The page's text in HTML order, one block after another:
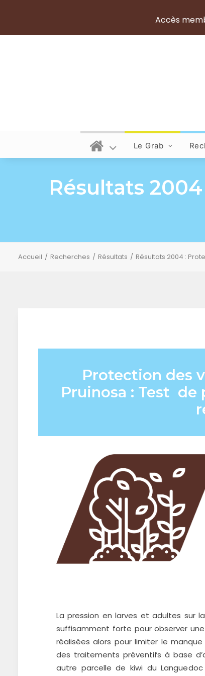
Accès
Le Grab
Résultats
Accueil Recherches Résultats Résultats 2004 :
Protection des
Pruinosa : Test
La pression en larves et adultes sur
suffisamment forte pour observer
réalisées alors pour limiter le
des traitements préventifs à base
autre parcelle de kiwi du